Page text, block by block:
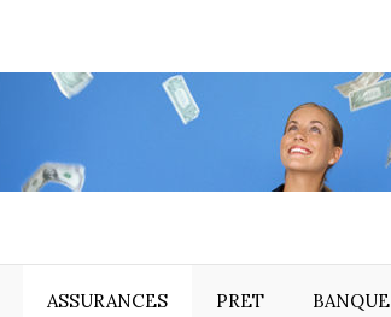
ASSURANCES PRET BANQUE